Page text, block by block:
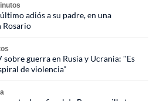
adiós a su padre, en una
Rosario
sobre guerra en Rusia y Ucrania: "Es
de violencia"